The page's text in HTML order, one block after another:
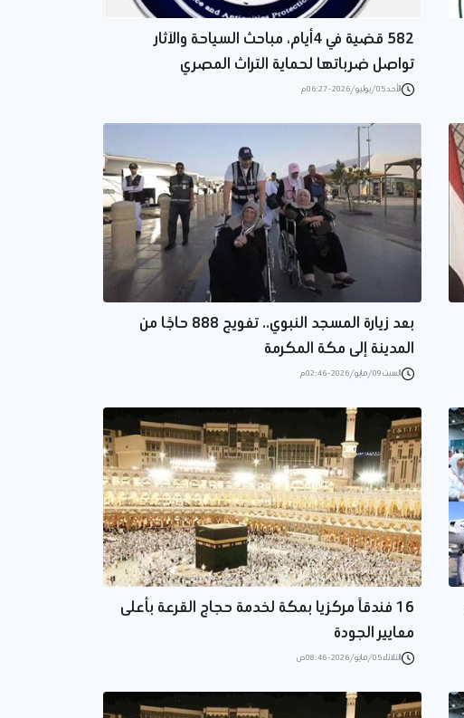
582 قضية في 4أيام، مباحث السياحة والآثار
تواصل ضرباتها لحماية التراث المصري
الأحد 05/يوليو/2026 - 06:27 م
بعد زيارة المسجد النبوي.. تفويج 888 حاجًا من
المدينة إلى مكة المكرمة
السبت 09/مايو/2026 - 02:46 م
16 فندقاً مركزيا بمكة لخدمة حجاج القرعة بأعلى
معايير الجودة
الثلاثاء 05/مايو/2026 - 08:46 ص